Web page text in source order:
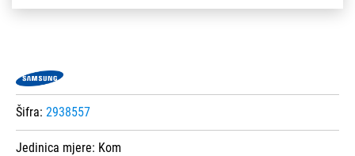
Šifra: 2938557
Jedinica mjere: Kom